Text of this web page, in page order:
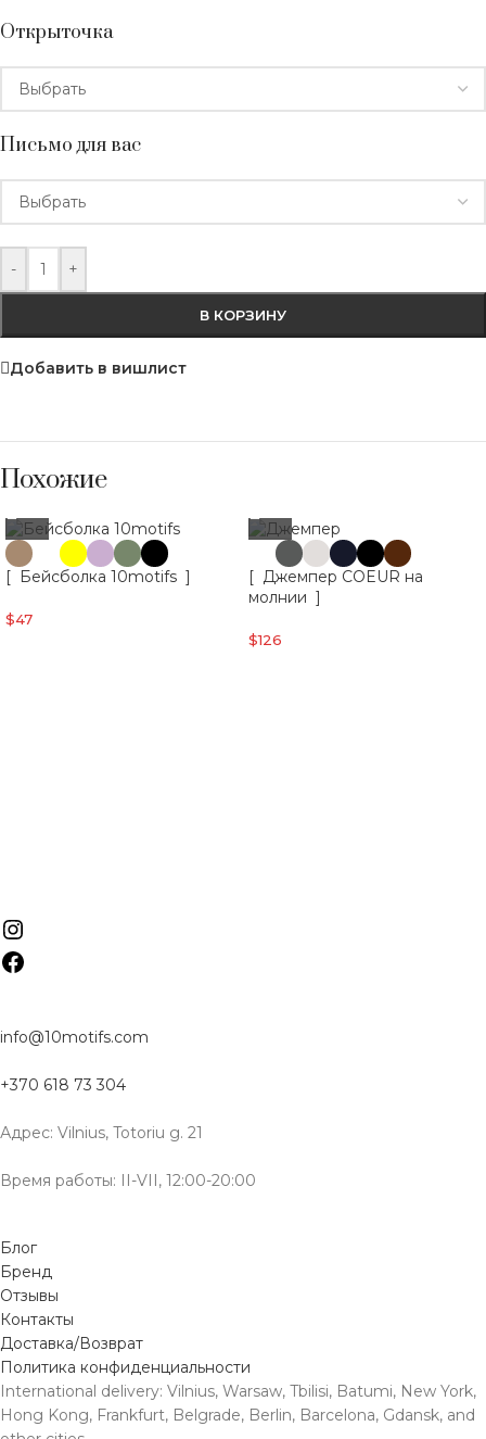
Открыточка
Письмо для вас
- +
В КОРЗИНУ
Добавить в вишлист
Похожие
[ Бейсболка 10motifs ]
$47
[ Джемпер COEUR на
молнии ]
$126
info@10motifs.com
+370 618 73 304
Адрес: Vilnius, Totoriu g. 21
Время работы: II-VII, 12:00-20:00
Блог
Бренд
Отзывы
Контакты
Доставка/Возврат
Политика конфиденциальности
International delivery: Vilnius, Warsaw, Tbilisi, Batumi, New York,
Hong Kong, Frankfurt, Belgrade, Berlin, Barcelona, Gdansk, and